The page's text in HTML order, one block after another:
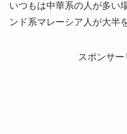
いつもは中華系の人が多い
ンド系マレーシア人が大半
スポンサー